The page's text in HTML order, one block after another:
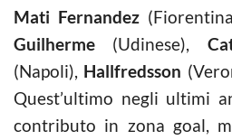
Mati Fernandez
Guilherme (Udinese),
(Napoli), Hallfredsson
Quest’ultimo negli ultimi
contributo in zona goal,